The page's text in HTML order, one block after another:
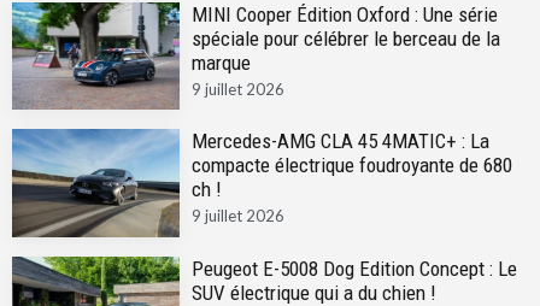
MINI Cooper Édition Oxford : Une série
spéciale pour célébrer le berceau de la
marque
9 juillet 2026
Mercedes-AMG CLA 45 4MATIC+ : La
compacte électrique foudroyante de 680
ch !
9 juillet 2026
Peugeot E-5008 Dog Edition Concept : Le
SUV électrique qui a du chien !